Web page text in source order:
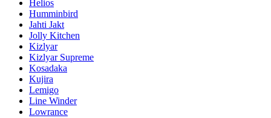
Helios
Humminbird
Jahti Jakt
Jolly Kitchen
Kizlyar
Kizlyar Supreme
Kosadaka
Kujira
Lemigo
Line Winder
Lowrance